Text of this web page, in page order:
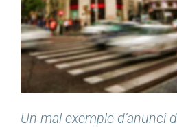
Un mal exemple d’anunci